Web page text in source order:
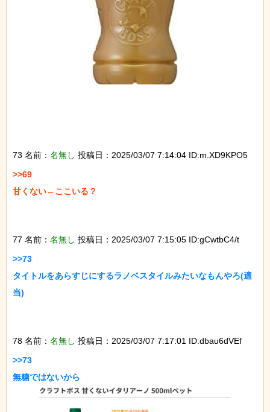
73 名前： 名無し 投稿日：2025/03/07 7:14:04 ID:m.XD9KPO5
>>69
甘くない←ここいる？
77 名前： 名無し 投稿日：2025/03/07 7:15:05 ID:gCwtbC4/t
>>73
タイトルをあらすじにするラノベスタイルみたいなもんやろ(適
当)
78 名前： 名無し 投稿日：2025/03/07 7:17:01 ID:dbau6dVEf
>>73